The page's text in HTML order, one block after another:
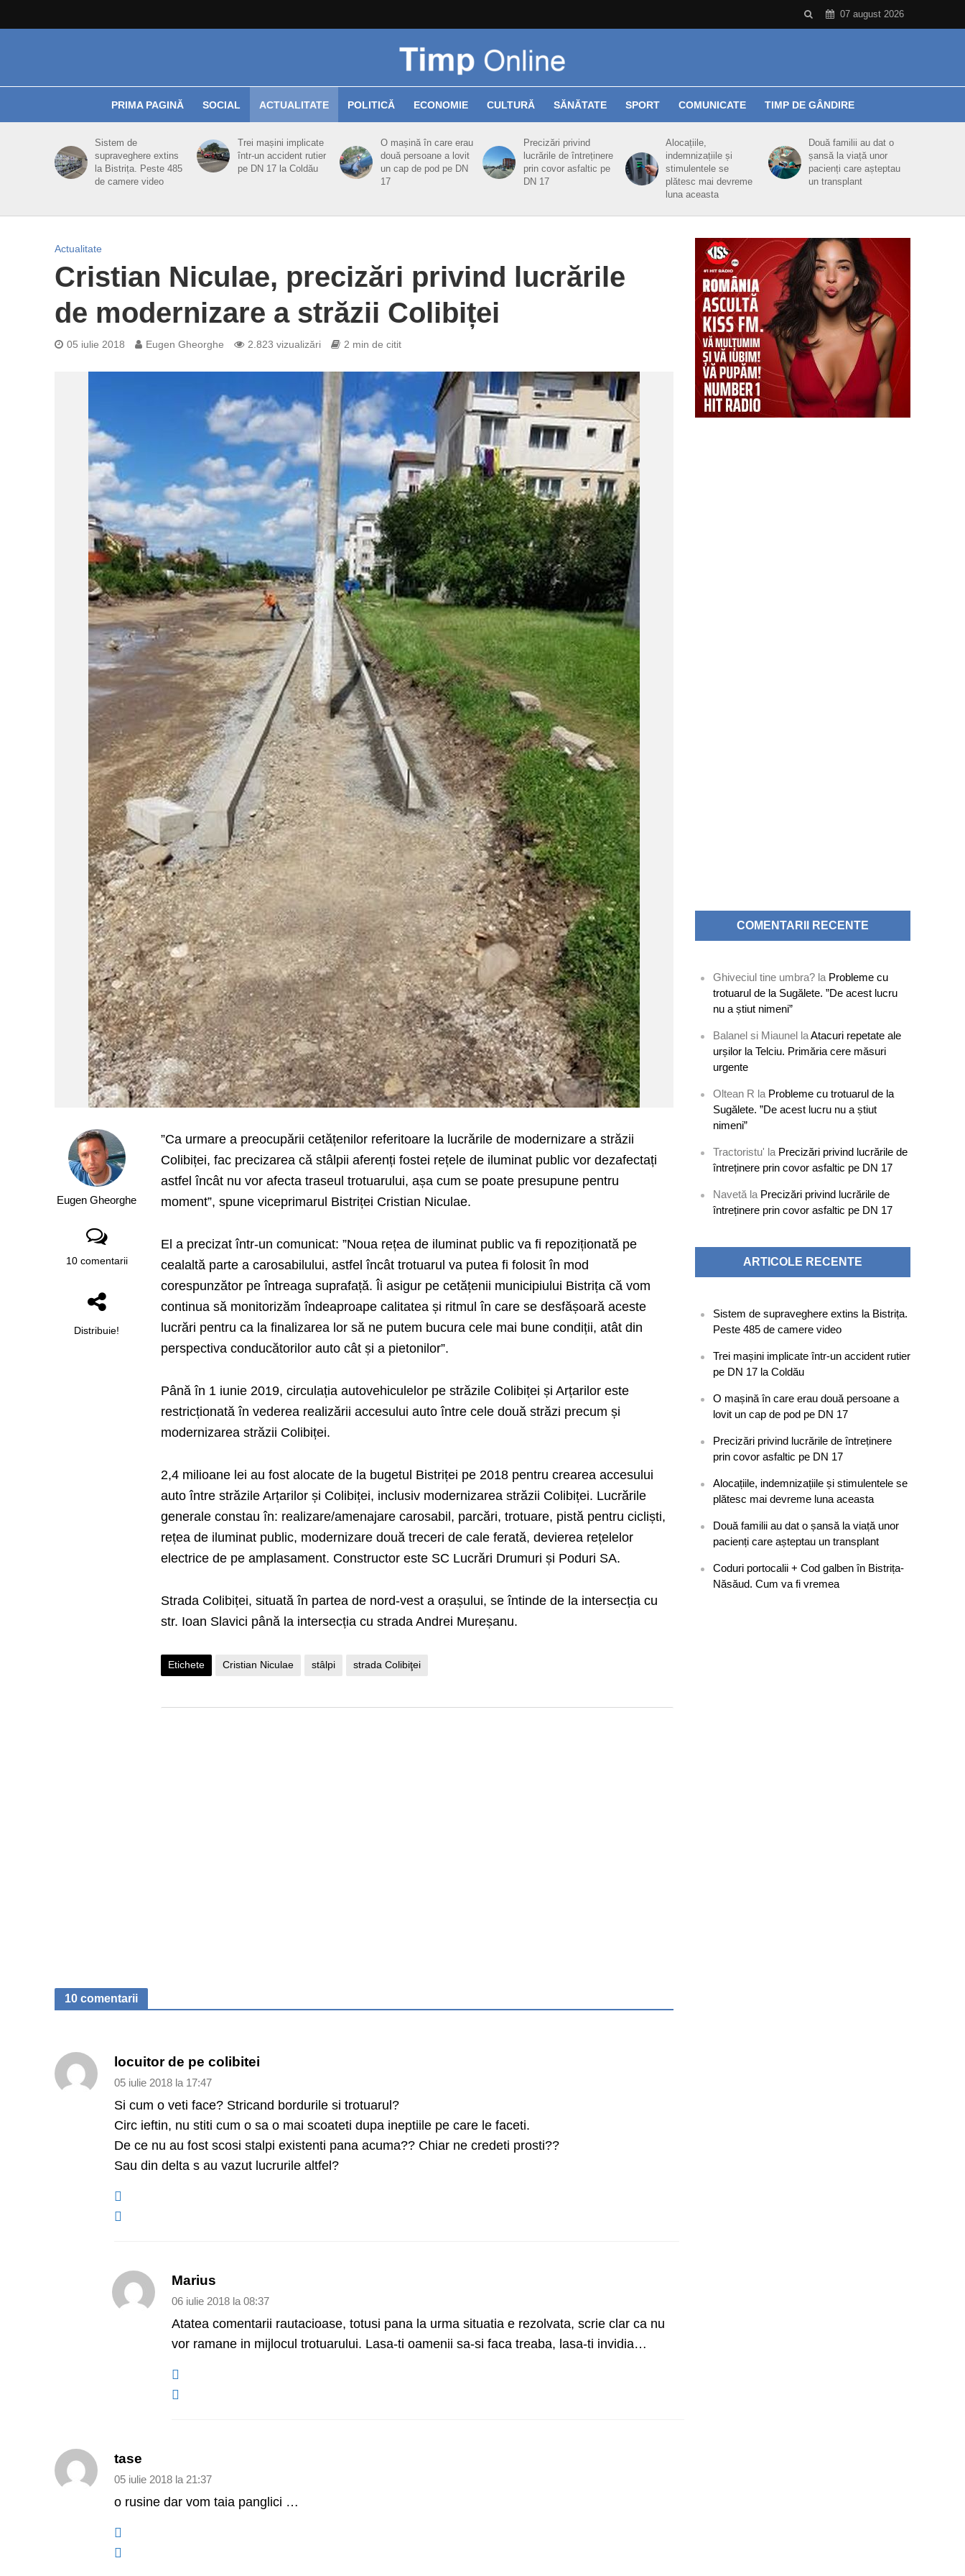
07 august 2026
PRIMA PAGINĂ SOCIAL ACTUALITATE POLITICĂ ECONOMIE CULTURĂ SĂNĂTATE SPORT COMUNICATE TIMP DE GÂNDIRE
Sistem de
supraveghere extins
la Bistrița. Peste 485
de camere video
Trei mașini implicate
într-un accident rutier
pe DN 17 la Coldău
O mașină în care erau
două persoane a lovit
un cap de pod pe DN
17
Precizări privind
lucrările de întreținere
prin covor asfaltic pe
DN 17
Alocațiile,
indemnizațiile și
stimulentele se
plătesc mai devreme
luna aceasta
Două familii au dat o
șansă la viață unor
pacienți care așteptau
un transplant
Actualitate
Cristian Niculae, precizări privind lucrările
de modernizare a străzii Colibiței
05 iulie 2018 Eugen Gheorghe 2.823 vizualizări 2 min de citit
Eugen Gheorghe
10 comentarii
Distribuie!
”Ca urmare a preocupării cetățenilor referitoare la lucrările de modernizare a străzii
Colibiței, fac precizarea că stâlpii aferenți fostei rețele de iluminat public vor dezafectați
astfel încât nu vor afecta traseul trotuarului, așa cum se poate presupune pentru
moment”, spune viceprimarul Bistriței Cristian Niculae.
El a precizat într-un comunicat: ”Noua rețea de iluminat public va fi repoziționată pe
cealaltă parte a carosabilului, astfel încât trotuarul va putea fi folosit în mod
corespunzător pe întreaga suprafață. Îi asigur pe cetățenii municipiului Bistrița că vom
continua să monitorizăm îndeaproape calitatea și ritmul în care se desfășoară aceste
lucrări pentru ca la finalizarea lor să ne putem bucura cele mai bune condiții, atât din
perspectiva conducătorilor auto cât și a pietonilor”.
Până în 1 iunie 2019, circulația autovehiculelor pe străzile Colibiței și Arțarilor este
restricționată în vederea realizării accesului auto între cele două străzi precum și
modernizarea străzii Colibiței.
2,4 milioane lei au fost alocate de la bugetul Bistriței pe 2018 pentru crearea accesului
auto între străzile Arțarilor și Colibiței, inclusiv modernizarea străzii Colibiței. Lucrările
generale constau în: realizare/amenajare carosabil, parcări, trotuare, pistă pentru cicliști,
rețea de iluminat public, modernizare două treceri de cale ferată, devierea rețelelor
electrice de pe amplasament. Constructor este SC Lucrări Drumuri și Poduri SA.
Strada Colibiței, situată în partea de nord-vest a orașului, se întinde de la intersecția cu
str. Ioan Slavici până la intersecția cu strada Andrei Mureșanu.
Etichete Cristian Niculae stâlpi strada Colibiţei
10 comentarii
locuitor de pe colibitei
05 iulie 2018 la 17:47
Si cum o veti face? Stricand bordurile si trotuarul?
Circ ieftin, nu stiti cum o sa o mai scoateti dupa ineptiile pe care le faceti.
De ce nu au fost scosi stalpi existenti pana acuma?? Chiar ne credeti prosti??
Sau din delta s au vazut lucrurile altfel?
Marius
06 iulie 2018 la 08:37
Atatea comentarii rautacioase, totusi pana la urma situatia e rezolvata, scrie clar ca nu
vor ramane in mijlocul trotuarului. Lasa-ti oamenii sa-si faca treaba, lasa-ti invidia…
tase
05 iulie 2018 la 21:37
o rusine dar vom taia panglici …
COMENTARII RECENTE
Ghiveciul tine umbra? la Probleme cu
trotuarul de la Sugălete. ”De acest lucru
nu a știut nimeni”
Balanel si Miaunel laAtacuri repetate ale
urșilor la Telciu. Primăria cere măsuri
urgente
Oltean R la Probleme cu trotuarul de la
Sugălete. ”De acest lucru nu a știut
nimeni”
Tractoristu' la Precizări privind lucrările de
întreținere prin covor asfaltic pe DN 17
Navetă la Precizări privind lucrările de
întreținere prin covor asfaltic pe DN 17
ARTICOLE RECENTE
Sistem de supraveghere extins la Bistrița.
Peste 485 de camere video
Trei mașini implicate într-un accident rutier
pe DN 17 la Coldău
O mașină în care erau două persoane a
lovit un cap de pod pe DN 17
Precizări privind lucrările de întreținere
prin covor asfaltic pe DN 17
Alocațiile, indemnizațiile și stimulentele se
plătesc mai devreme luna aceasta
Două familii au dat o șansă la viață unor
pacienți care așteptau un transplant
Coduri portocalii + Cod galben în Bistrița-
Năsăud. Cum va fi vremea